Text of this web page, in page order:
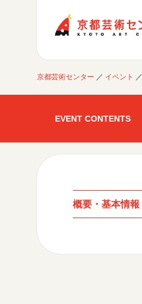
京都芸術センター ／ イベント ／
EVENT CONTENTS
開催中のイベント
月間スケジュール
これまでのイベ
概要・基本情報